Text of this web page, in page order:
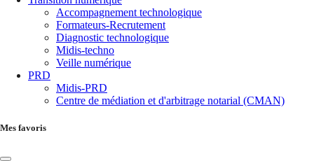
Accompagnement technologique
Formateurs-Recrutement
Diagnostic technologique
Midis-techno
Veille numérique
PRD
Midis-PRD
Centre de médiation et d'arbitrage notarial (CMAN)
Mes favoris